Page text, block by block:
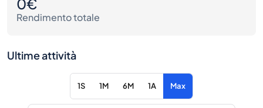
Rendimento totale
Ultime attività
1S 1M 6M 1A Max